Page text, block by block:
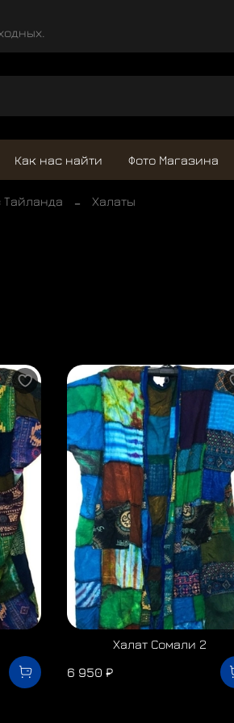
Как нас найти Фото Магазина
Тайланда Халаты
Халат Сомали 2
6 950 ₽